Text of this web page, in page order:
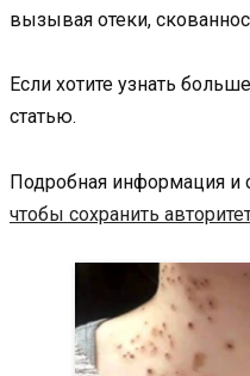
вызывая отеки,
Если хотите узнать
статью.
Подробная информация и
чтобы сохранить